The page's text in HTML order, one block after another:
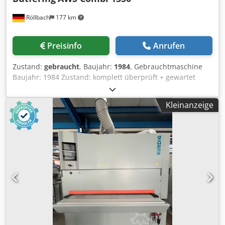
Röllbach 177 km
Preisinfo Anrufen
Zustand: gebraucht, Baujahr: 1984, Gebrauchtmaschine
Baujahr: 1984 Zustand: komplett überprüft + gewartet
Ausstattung und technische Daten: - Inkl. Kombiaggregat
mit Kontaktwalze und Schleifschuh - mit
höhenverstellbarer Kontaktwalze zum Kalibrieren - mit
durch das Werkstück gesteuertem Luftkissen-Druckschuh -
4-fach einstellbarer Körnungsausgleich - mit
pneumatischer Bandspannvorrichtung - mit einer
rotierenden Strukturierbürste an der Auslaufseite der
Maschine - Schleifbreite: 1350 mm - Schleifbandlänge:
1900 mm - Durchlasshöhe: 150 mm - Hauptmotor: 15 kW -
Vorschubgeschwindigkeit stufenlos regelbar 2,5 - 12,5
m/min. Dcedezlbpnspfx Akwsk - mit Rollentisch am Einlauf
- mit separater zusätzlicher Strukturierbürste - mit
Rollentisch am Auslauf - mit Digitalanzeigevorrichtung der
Kleinanzeige